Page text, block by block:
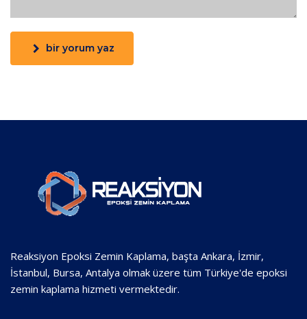
bir yorum yaz
Reaksiyon Epoksi Zemin Kaplama, başta Ankara, İzmir,
İstanbul, Bursa, Antalya olmak üzere tüm Türkiye'de epoksi
zemin kaplama hizmeti vermektedir.